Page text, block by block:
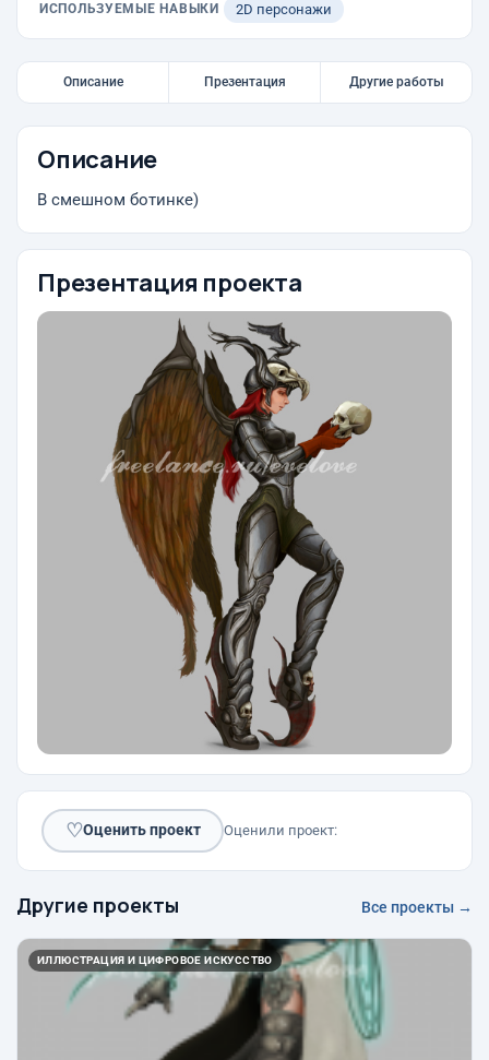
ИСПОЛЬЗУЕМЫЕ НАВЫКИ 2D персонажи
Описание Презентация Другие работы
Описание
В смешном ботинке)
Презентация проекта
♡Оценить проект Оценили проект:
Другие проекты Все проекты →
ИЛЛЮСТРАЦИЯ И ЦИФРОВОЕ ИСКУССТВО